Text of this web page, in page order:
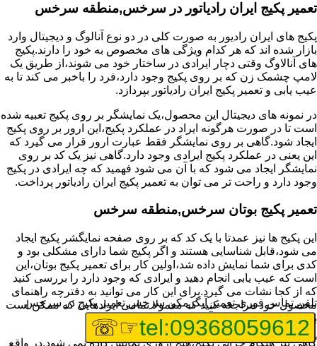
تعمیر پکیج ایران رادیاتور در سرخس,منطقه سرخس
پکیج های ایران رادیور به صورت کلی در دو نوع آنالوگ و دیجیتال وارد
بازار شده اند که هر کدام ویژگی های مخصوص به خود را دارند.پکیج
های آنالاوگ وقتی دچار ایرادی در ساختار خود می شوند،از طریق یک
لامپ چشمک زن که بر روی پکیج وجود دارد،فرد را باخبر می کند تا به
عیب یابی و تعمیر پکیج ایران رادیاتور بپردازد.
در نمونه های دیجیتال این محصول،یک نمایشگر بر روی پکیج تعبیه شده
است تا در صورت هرگونه ایراد در عملکرد پکیج،این ارور بر روی پکیج
ایجاد شود.گاهی بر روی نمایشگر فقط عبارت ارور قرار می گیرد که
این یعنی در عملکرد پکیج ایرادی وجود دارد.گاهی نیز یک کد بر روی
نمایشگر ایجاد می شود که با آن می شود فهمید که چه ایرادی در پکیج
وجود دارد و راحت تر می توان به تعمیر پکیج ایران رادیاتور پرداخت.
تعمیر پکیج بوتان سرخس,منطقه سرخس
این پکیج ها نیز عمدتا با یک کد که بر روی صفحه نمایگشر پکیج ایجاد
می شود،قابل شناسایی هستند و اگر پکیج شما دارای مشکلی بود و
کدی برای شما نمایش داده شد،اولین کار برای تعمیر پکیج بوتان،این
است که عیب یابی انجام دهید و ایرادی که وجود دارد را بررسی کنید
که از کجا نشات می گیرد.برای این کار می توانید به دفترچه راهنمای
محصول خود مراجعه کنید که معمولا تمامی ایرادهایی که ممکن است
برای پکیج پیش بیاید در آن قرار گرفته است.
گاهی نیز هنگام خرابی پکیج،هیچ اروری نمایش داده نمی شود.در واقع
تلفن تماس فوریتعمیر آبگرمکن سرخس,تعمیر پکیج در سرخس
tel:09368059612
☞☏